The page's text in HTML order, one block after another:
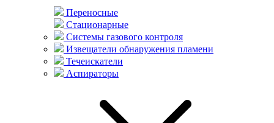
Переносные
Стационарные
Системы газового контроля
Извещатели обнаружения пламени
Течеискатели
Аспираторы